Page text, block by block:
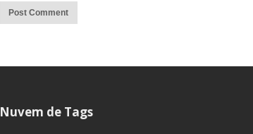
Nuvem de Tags